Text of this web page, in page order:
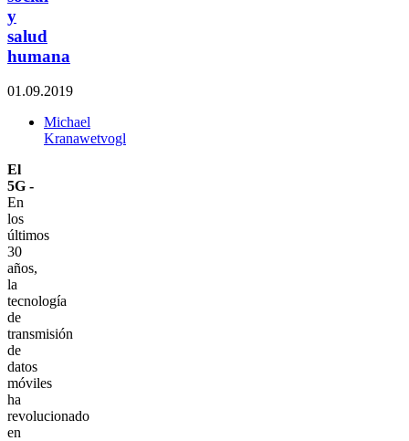
y
salud
humana
01.09.2019
Michael
Kranawetvogl
El
5G -
En
los
últimos
30
años,
la
tecnología
de
transmisión
de
datos
móviles
ha
revolucionado
en